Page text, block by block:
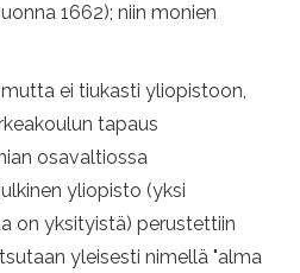
1662); niin monien
ei tiukasti yliopistoon,
tapaus
osavaltiossa
yliopisto (yksi
on yksityistä) perustettiin
yleisesti nimellä "alma